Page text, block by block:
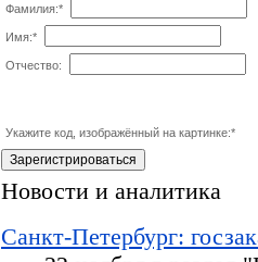
Фамилия:*
Имя:*
Отчество:
Укажите код, изображённый на картинке:*
Новости и аналитика
Санкт-Петербург: